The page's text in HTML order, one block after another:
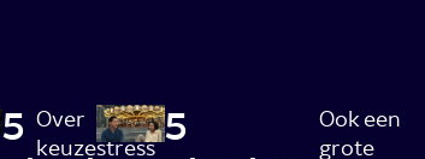
5 Over
keuzestress 5
Ook een
grote